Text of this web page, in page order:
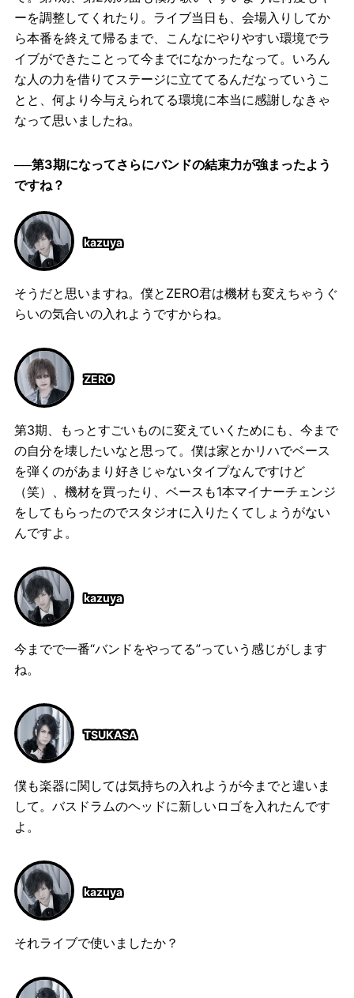
ーを調整してくれたり。ライブ当日も、会場入りしてか
ら本番を終えて帰るまで、こんなにやりやすい環境でラ
イブができたことって今までになかったなって。いろん
な人の力を借りてステージに立ててるんだなっていうこ
とと、何より今与えられてる環境に本当に感謝しなきゃ
なって思いましたね。
──第3期になってさらにバンドの結束力が強まったよう
ですね？
kazuya
そうだと思いますね。僕とZERO君は機材も変えちゃうぐ
らいの気合いの入れようですからね。
ZERO
第3期、もっとすごいものに変えていくためにも、今まで
の自分を壊したいなと思って。僕は家とかリハでベース
を弾くのがあまり好きじゃないタイプなんですけど
（笑）、機材を買ったり、ベースも1本マイナーチェンジ
をしてもらったのでスタジオに入りたくてしょうがない
んですよ。
kazuya
今までで一番“バンドをやってる”っていう感じがします
ね。
TSUKASA
僕も楽器に関しては気持ちの入れようが今までと違いま
して。バスドラムのヘッドに新しいロゴを入れたんです
よ。
kazuya
それライブで使いましたか？